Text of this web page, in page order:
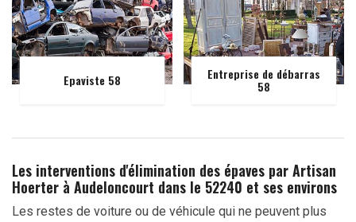
Epaviste 58 Entreprise de débarras
58
Les interventions d'élimination des épaves par Artisan
Hoerter à Audeloncourt dans le 52240 et ses environs
Les restes de voiture ou de véhicule qui ne peuvent plus